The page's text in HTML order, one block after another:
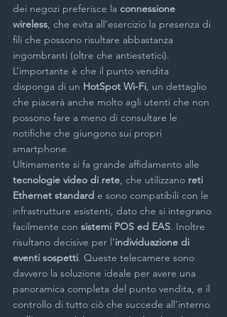
dei negozi preferisce la connessione
wireless, che evita all’esercizio la presenza di
fili che possono risultare abbastanza
ingombranti (oltre che antiestetici).
L’importante è che il punto vendita
disponga di un HotSpot Wi-Fi, un dettaglio
che piacerà anche molto agli utenti che non
possono fare a meno di consultare le
notifiche che giungono sui propri
smartphone.
Ultimamente si fa grande affidamento alle
tecnologie video di rete, che utilizzano reti
Ethernet standard e sono compatibili con le
infrastrutture esistenti, dato che si integrano
facilmente con sistemi POS ed EAS. Inoltre
risultano decisive per l’individuazione di
eventi sospetti. Queste telecamere sono
davvero la soluzione ideale per avere una
panoramica completa del punto vendita, e il
controllo di tutto ciò che succede all’interno